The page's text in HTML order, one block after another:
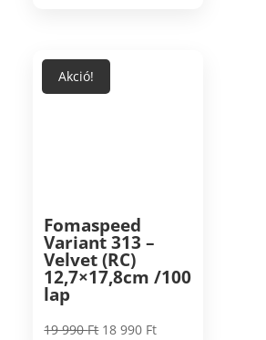
Akció!
Fomaspeed
Variant 313 –
Velvet (RC)
12,7×17,8cm /100
lap
19 990Ft Original
18 990 FtCurrent